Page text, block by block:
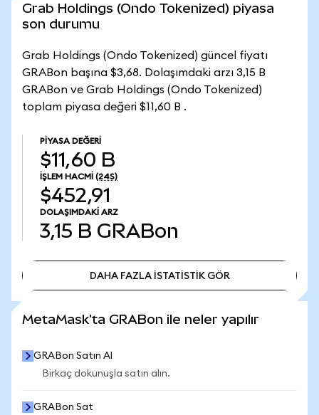
Grab Holdings (Ondo Tokenized) piyasa
son durumu
Grab Holdings (Ondo Tokenized) güncel fiyatı
GRABon başına $3,68. Dolaşımdaki arzı 3,15 B
GRABon ve Grab Holdings (Ondo Tokenized)
toplam piyasa değeri $11,60 B .
PIYASA DEĞERI
$11,60 B
İŞLEM HACMI (24S)
$452,91
DOLAŞIMDAKI ARZ
3,15 B GRABon
DAHA FAZLA İSTATİSTİK GÖR
MetaMask'ta GRABon ile neler yapılır
GRABon Satın Al
Birkaç dokunuşla satın alın.
GRABon Sat